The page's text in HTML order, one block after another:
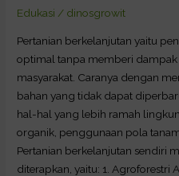
Edukasi / dinosgrowit
Pertanian berkelanjutan yaitu
optimal tanpa memberi
masyarakat. Caranya dengan
bahan yang tidak dapat
hal-hal yang lebih ramah
organik, penggunaan pola
Pertanian berkelanjutan sendiri
diterapkan, yaitu: 1. Agroforestri
untuk
Depan